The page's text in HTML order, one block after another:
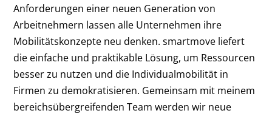
Anforderungen einer neuen Generation von
Arbeitnehmern lassen alle Unternehmen ihre
Mobilitätskonzepte neu denken. smartmove liefert
die einfache und praktikable Lösung, um Ressourcen
besser zu nutzen und die Individualmobilität in
Firmen zu demokratisieren. Gemeinsam mit meinem
bereichsübergreifenden Team werden wir neue